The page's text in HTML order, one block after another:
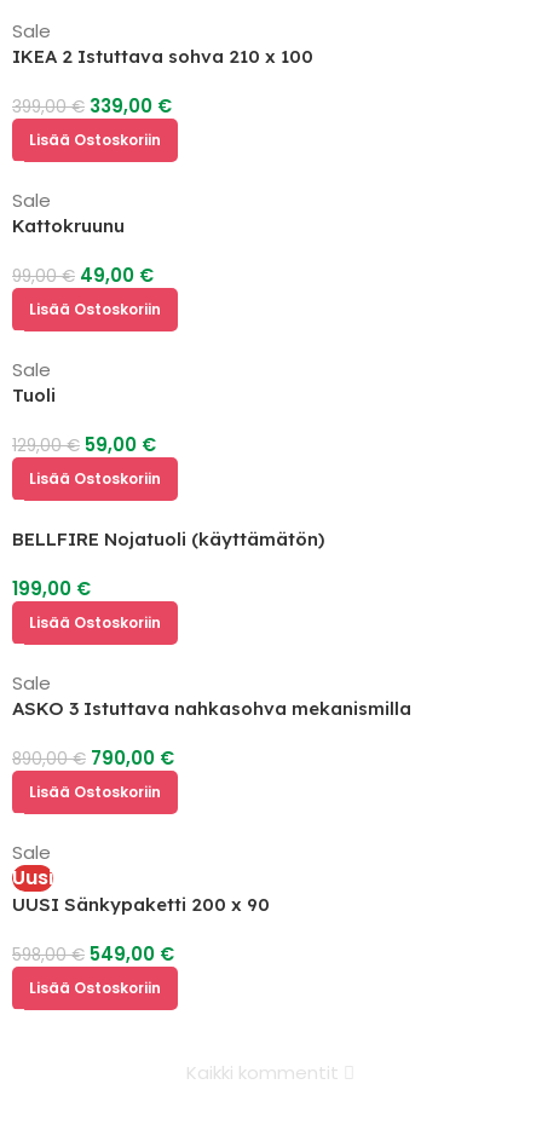
Sale
IKEA 2 Istuttava sohva 210 x 100
399,00€ 339,00 €
Lisää Ostoskoriin
Sale
Kattokruunu
99,00€ 49,00 €
Lisää Ostoskoriin
Sale
Tuoli
129,00€ 59,00 €
Lisää Ostoskoriin
BELLFIRE Nojatuoli (käyttämätön)
199,00 €
Lisää Ostoskoriin
Sale
ASKO 3 Istuttava nahkasohva mekanismilla
890,00€ 790,00 €
Lisää Ostoskoriin
Sale
Uusi
UUSI Sänkypaketti 200 x 90
598,00€ 549,00 €
Lisää Ostoskoriin
Kaikki kommentit